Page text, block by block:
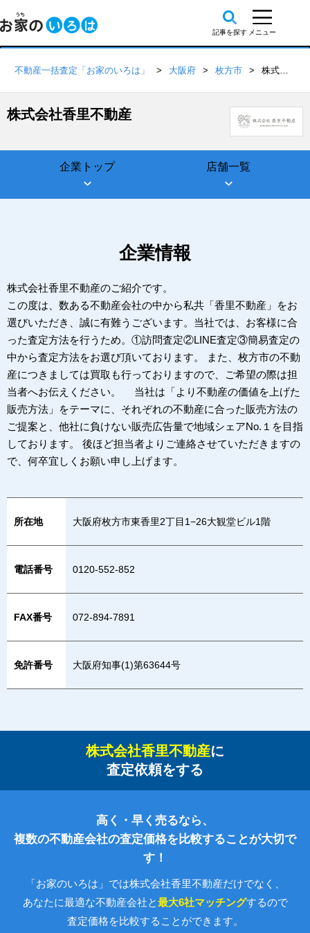
不動産一括査定「お家のいろは」 大阪府 枚方市 株式会社香里不動産
株式会社香里不動産
企業トップ 店舗一覧
企業情報
株式会社香里不動産のご紹介です。
この度は、数ある不動産会社の中から私共「香里不動産」をお
選びいただき、誠に有難うございます。当社では、お客様に合
った査定方法を行うため。①訪問査定②LINE査定③簡易査定の
中から査定方法をお選び頂いております。 また、枚方市の不動
産につきましては買取も行っておりますので、ご希望の際は担
当者へお伝えください。 当社は「より不動産の価値を上げた
販売方法」をテーマに、それぞれの不動産に合った販売方法の
ご提案と、他社に負けない販売広告量で地域シェアNo.１を目指
しております。 後ほど担当者よりご連絡させていただきますの
で、何卒宜しくお願い申し上げます。
所在地 大阪府枚方市東香里2丁目1−26大観堂ビル1階
電話番号 0120-552-852
FAX番号 072-894-7891
免許番号 大阪府知事(1)第63644号
株式会社香里不動産に
査定依頼をする
高く・早く売るなら、
複数の不動産会社の査定価格を比較することが大切で
す！
「お家のいろは」では株式会社香里不動産だけでなく、
あなたに最適な不動産会社と最大6社マッチングするので
査定価格を比較することができます。